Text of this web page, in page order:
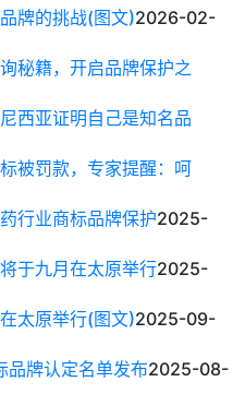
牌的挑战(图文)2026-02-
秘籍，开启品牌保护之
西亚证明自己是知名品
被罚款，专家提醒：呵
行业商标品牌保护2025-
于九月在太原举行2025-
太原举行(图文)2025-09-
牌认定名单发布2025-08-